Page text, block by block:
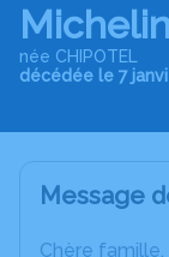
née CHIPOTEL
décédée le 7
Message
Chère famille,